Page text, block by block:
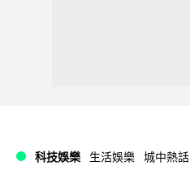
科技娛樂 生活娛樂 城中熱話